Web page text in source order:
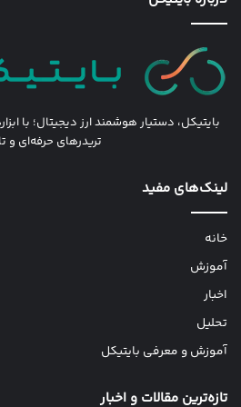
بایتیکل، دستیار هوشمند ارز دیجیتال؛ با
تریدرهای حرفه‌ای و
لینک‌های مفید
خانه
آموزش
اخبار
تحلیل
آموزش و معرفی بایتیکل
تازه‌ترین مقالات و اخبار